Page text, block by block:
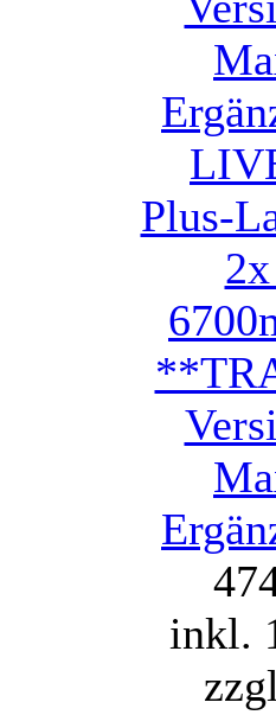
Plus-
inkl.